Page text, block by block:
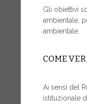
Gli obiettivi
ambientale,
ambientale.
COME
Ai sensi del
istituzionale